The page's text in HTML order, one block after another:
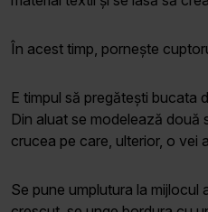
În acest timp, pornește
E timpul să pregătești bucata
Din aluat se modelează două
crucea pe care, ulterior, o vei
Se pune umplutura la mijlocul